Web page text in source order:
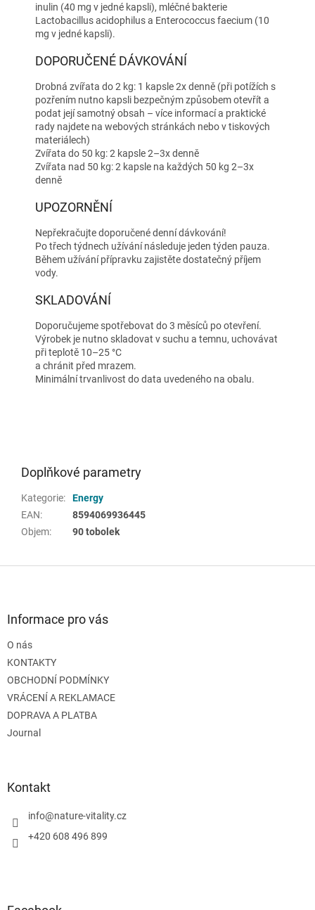
inulin (40 mg v jedné kapsli), mléčné bakterie
Lactobacillus acidophilus a Enterococcus faecium (10
mg v jedné kapsli).
DOPORUČENÉ DÁVKOVÁNÍ
Drobná zvířata do 2 kg: 1 kapsle 2x denně (při potížích s
pozřením nutno kapsli bezpečným způsobem otevřít a
podat její samotný obsah – více informací a praktické
rady najdete na webových stránkách nebo v tiskových
materiálech)
Zvířata do 50 kg: 2 kapsle 2–3x denně
Zvířata nad 50 kg: 2 kapsle na každých 50 kg 2–3x
denně
UPOZORNĚNÍ
Nepřekračujte doporučené denní dávkování!
Po třech týdnech užívání následuje jeden týden pauza.
Během užívání přípravku zajistěte dostatečný příjem
vody.
SKLADOVÁNÍ
Doporučujeme spotřebovat do 3 měsíců po otevření.
Výrobek je nutno skladovat v suchu a temnu, uchovávat
při teplotě 10–25 °C
a chránit před mrazem.
Minimální trvanlivost do data uvedeného na obalu.
Doplňkové parametry
Kategorie:
Energy
EAN:
8594069936445
Objem: 90 tobolek
Informace pro vás
O nás
KONTAKTY
OBCHODNÍ PODMÍNKY
VRÁCENÍ A REKLAMACE
DOPRAVA A PLATBA
Journal
Kontakt
info@nature-vitality.cz
+420 608 496 899